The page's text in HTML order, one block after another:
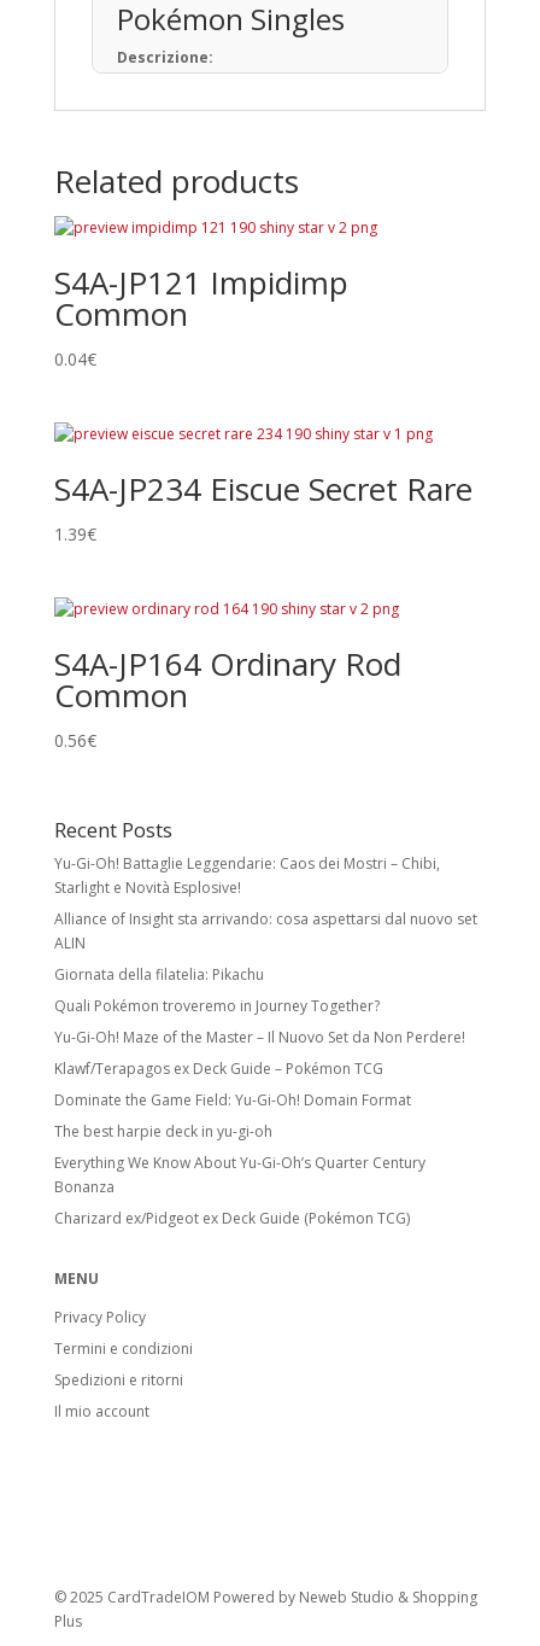
Pokémon Singles
Descrizione:
giapponese: ポケモンカードゲーム) è un
Pokémon.
Pubblicato per la prima volta in Giappone
nell’ottobre del 1996, ad oggi sono state
Pokémon in 13 lingue, distribuite in 76 paesi
e regioni.
Uncommon
Holo Cards
tranne l’illustrazione. Non modifica rarità o
numero collezionistico.
Ultra Rare:
e/o design unico. Include Pokémon ex,
Pokémon Star, LV.X, LEGEND, Prime, EX, GX.
al numero indicato nel set. Di solito foil e
con design unico. Come le Rare Holo,
possono avere versioni equivalenti a rarità
Stadi di Evoluzione
Basic Pokémon:Pokémon base. Anche
si evolvono da Pokémon successivi.
Pokémon.
Stage 2 Pokémon:
finale.
Pokémon VMAX: Evolvono dai Pokémon
Related products
S4A-JP121 Impidimp
Common
0.04€
S4A-JP234 Eiscue Secret Rare
1.39€
S4A-JP164 Ordinary Rod
Common
0.56€
Recent Posts
Yu-Gi-Oh! Battaglie Leggendarie: Caos dei Mostri – Chibi,
Starlight e Novità Esplosive!
Alliance of Insight sta arrivando: cosa aspettarsi dal nuovo set
ALIN
Giornata della filatelia: Pikachu
Quali Pokémon troveremo in Journey Together?
Yu-Gi-Oh! Maze of the Master – Il Nuovo Set da Non Perdere!
Klawf/Terapagos ex Deck Guide – Pokémon TCG
Dominate the Game Field: Yu-Gi-Oh! Domain Format
The best harpie deck in yu-gi-oh
Everything We Know About Yu-Gi-Oh’s Quarter Century
Bonanza
Charizard ex/Pidgeot ex Deck Guide (Pokémon TCG)
MENU
Privacy Policy
Termini e condizioni
Spedizioni e ritorni
Il mio account
© 2025 CardTradeIOM Powered by Neweb Studio & Shopping
Plus